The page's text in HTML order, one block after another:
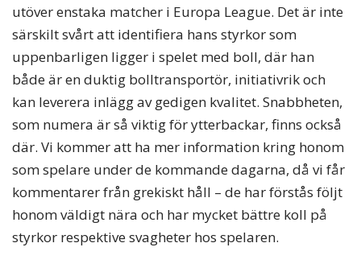
utöver enstaka matcher i Europa League. Det är inte
särskilt svårt att identifiera hans styrkor som
uppenbarligen ligger i spelet med boll, där han
både är en duktig bolltransportör, initiativrik och
kan leverera inlägg av gedigen kvalitet. Snabbheten,
som numera är så viktig för ytterbackar, finns också
där. Vi kommer att ha mer information kring honom
som spelare under de kommande dagarna, då vi får
kommentarer från grekiskt håll – de har förstås följt
honom väldigt nära och har mycket bättre koll på
styrkor respektive svagheter hos spelaren.